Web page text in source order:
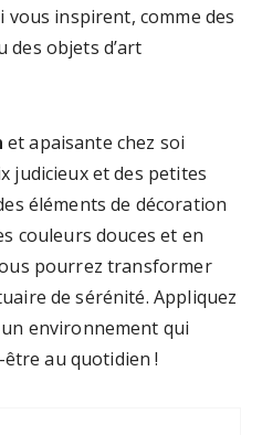
vous inspirent, comme des
des objets d’art
et apaisante chez soi
judicieux et des petites
éléments de décoration
couleurs douces et en
pourrez transformer
de sérénité. Appliquez
environnement qui
au quotidien !